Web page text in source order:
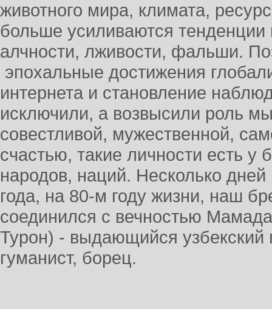
животного мира, климата,
больше усиливаются
алчности, лживости, фальши.
эпохальные достижения
интернета и становление
исключили, а возвысили роль
совестливой, мужественной,
счастью, такие личности есть у
народов, наций. Несколько
года, на 80-м году жизни, наш
соединился с вечностью
Турон) - выдающийся узбекский
гуманист, борец.